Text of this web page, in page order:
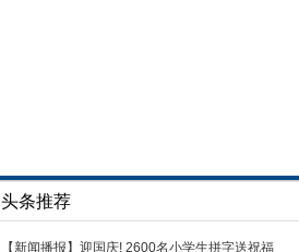
头条推荐
【新闻播报 】 迎国庆! 2600名小学生拼字送祝福